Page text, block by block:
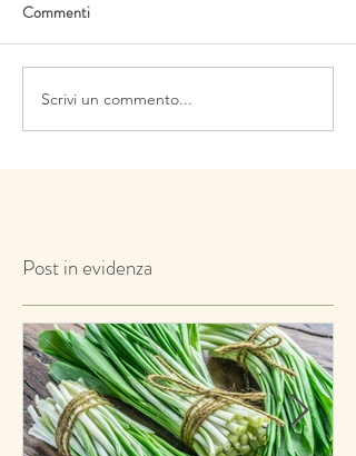
Commenti
Scrivi un commento...
Post in evidenza